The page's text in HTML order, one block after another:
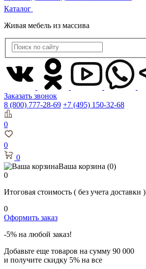
Каталог
Живая мебель из массива
Заказать звонок
8 (800) 777-28-69 +7 (495) 150-32-68
0
0
0
Ваша корзина (0)
0
Итоговая стоимость ( без учета доставки )
0
Оформить заказ
-5% на любой заказ!
Добавьте еще товаров на сумму 90 000
и получите скидку 5% на все